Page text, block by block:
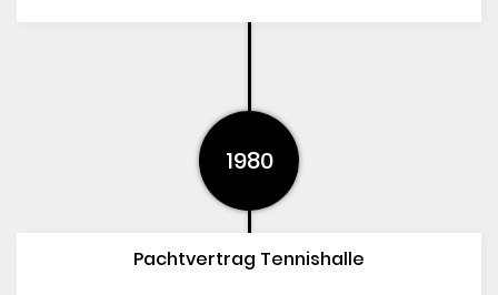
1980
Pachtvertrag Tennishalle